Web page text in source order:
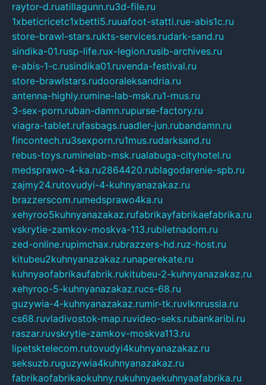
raytor-d.ruatillagunn.ru3d-file.ru
1xbeticricetc1xbetti5.ruuafoot-statti.rue-abis1c.ru
store-brawl-stars.rukts-services.rudark-sand.ru
sindika-01.rusp-life.rux-legion.rusib-archives.ru
e-abis-1-c.rusindika01.ruvenda-festival.ru
store-brawlstars.rudooraleksandria.ru
antenna-highly.rumine-lab-msk.ru1-mus.ru
3-sex-porn.ruban-damn.rupurse-factory.ru
viagra-tablet.rufasbags.ruadler-jun.rubandamn.ru
fincontech.ru3sexporn.ru1mus.rudarksand.ru
rebus-toys.ruminelab-msk.rualabuga-cityhotel.ru
medsprawo-4-ka.ru2864420.rublagodarenie-spb.ru
zajmy24.rutovudyi-4-kuhnyanazakaz.ru
brazzerscom.rumedsprawo4ka.ru
xehyroo5kuhnyanazakaz.rufabrikayfabrikaefabrika.ru
vskrytie-zamkov-moskva-113.rubiletnadom.ru
zed-online.rupimchax.rubrazzers-hd.ruz-host.ru
kitubeu2kuhnyanazakaz.runaperekate.ru
kuhnyaofabrikaufabrik.rukitubeu-2-kuhnyanazakaz.ru
xehyroo-5-kuhnyanazakaz.rucs-68.ru
guzywia-4-kuhnyanazakaz.rumir-tk.ruvlknrussia.ru
cs68.ruvladivostok-map.ruvideo-seks.rubankaribi.ru
raszar.ruvskrytie-zamkov-moskva113.ru
lipetsktelecom.rutovudyi4kuhnyanazakaz.ru
seksuzb.ruguzywia4kuhnyanazakaz.ru
fabrikaofabrikaokuhny.rukuhnyaekuhnyaafabrika.ru